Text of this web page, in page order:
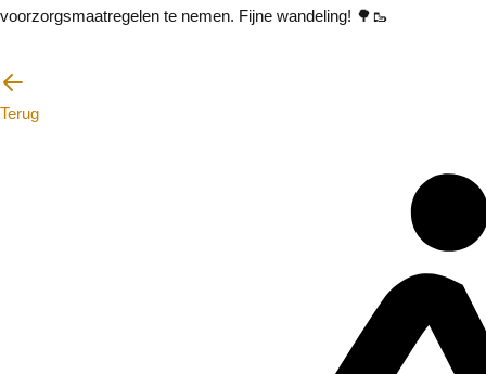
voorzorgsmaatregelen te nemen. Fijne wandeling! 🌳🥾
Terug